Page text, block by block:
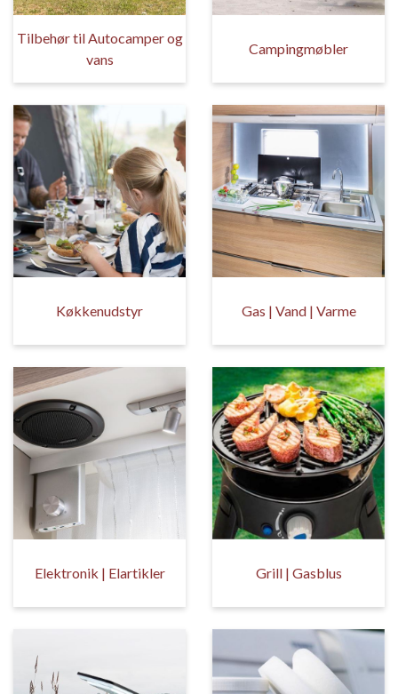
Tilbehør til Autocamper og
vans
Campingmøbler
Køkkenudstyr Gas | Vand | Varme
Elektronik | Elartikler Grill | Gasblus